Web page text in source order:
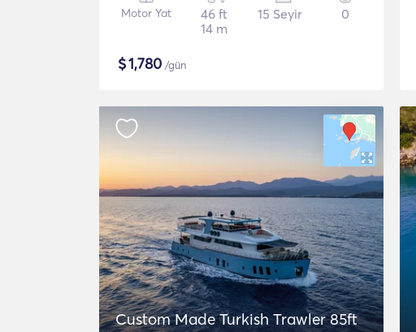
Motor Yat
46 ft
14 m
15 Seyir 0
$1,780 /gün
Custom Made Turkish Trawler 85ft